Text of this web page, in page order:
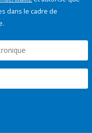
dans le cadre de